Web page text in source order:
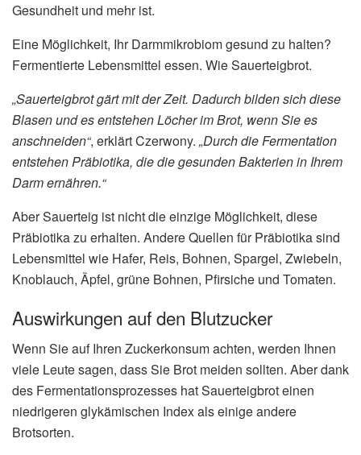
Gesundheit und mehr ist.
Eine Möglichkeit, Ihr Darmmikrobiom gesund zu halten?
Fermentierte Lebensmittel essen. Wie Sauerteigbrot.
„Sauerteigbrot gärt mit der Zeit. Dadurch bilden sich diese
Blasen und es entstehen Löcher im Brot, wenn Sie es
anschneiden“, erklärt Czerwony. „Durch die Fermentation
entstehen Präbiotika, die die gesunden Bakterien in Ihrem
Darm ernähren.“
Aber Sauerteig ist nicht die einzige Möglichkeit, diese
Präbiotika zu erhalten. Andere Quellen für Präbiotika sind
Lebensmittel wie Hafer, Reis, Bohnen, Spargel, Zwiebeln,
Knoblauch, Äpfel, grüne Bohnen, Pfirsiche und Tomaten.
Auswirkungen auf den Blutzucker
Wenn Sie auf Ihren Zuckerkonsum achten, werden Ihnen
viele Leute sagen, dass Sie Brot meiden sollten. Aber dank
des Fermentationsprozesses hat Sauerteigbrot einen
niedrigeren glykämischen Index als einige andere
Brotsorten.